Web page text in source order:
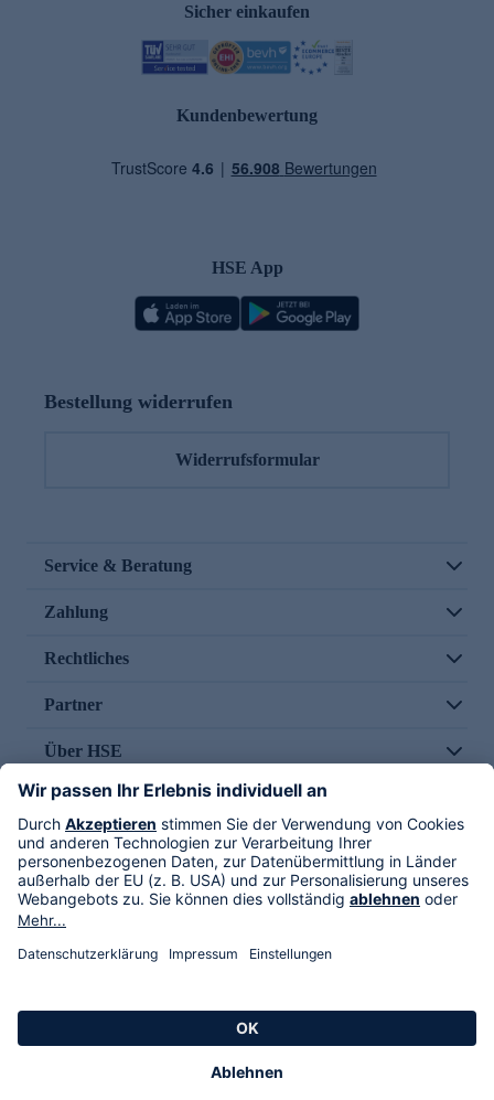
Sicher einkaufen
Kundenbewertung
HSE App
Bestellung widerrufen
Widerrufsformular
Service & Beratung
Zahlung
Rechtliches
Partner
Über HSE
Im TV
HSE International